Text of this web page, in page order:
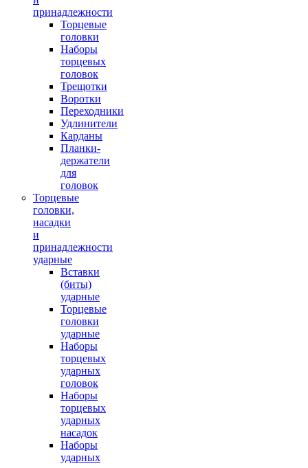
принадлежности
Торцевые
головки
Наборы
торцевых
головок
Трещотки
Воротки
Переходники
Удлинители
Карданы
Планки-
держатели
для
головок
Торцевые
головки,
насадки
и
принадлежности
ударные
Вставки
(биты)
ударные
Торцевые
головки
ударные
Наборы
торцевых
ударных
головок
Наборы
торцевых
ударных
насадок
Наборы
ударных